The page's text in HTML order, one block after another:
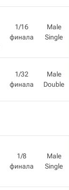
1/16
финала
Male
Single
1/32
финала
Male
Double
1/8
финала
Male
Single